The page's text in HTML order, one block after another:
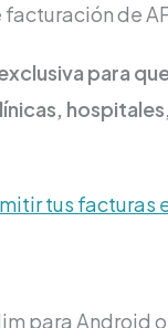
facturación de
para
tus facturas
para Android